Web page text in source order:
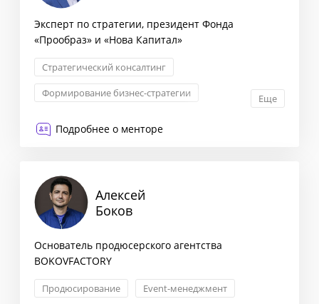
Эксперт по стратегии, президент Фонда
«Прообраз» и «Нова Капитал»
Стратегический консалтинг
Формирование бизнес-стратегии
Еще
Подробнее о менторе
Алексей
Боков
Основатель продюсерского агентства
BOKOVFACTORY
Продюсирование Event-менеджмент